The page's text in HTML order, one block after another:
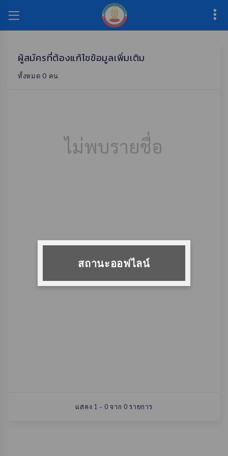
ผู้สมัครที่ต้องแก้ไขข้อมูลเพิ่มเติม
ทั้งหมด 0 คน
ไม่พบรายชื่อ
แสดง 1 - 0 จาก 0 รายการ
สถานะออฟไลน์